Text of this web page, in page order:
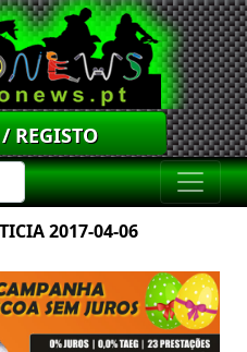
REGISTO
2017-04-06